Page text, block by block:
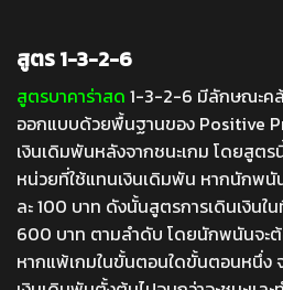
สูตร 1-3-2-6
สูตรบาคาร่าสด 1-3-2-6 มีลักษณะค
ออกแบบด้วยพื้นฐานของ Positive
เงินเดิมพันหลังจากชนะเกม โดยสูตร
หน่วยที่ใช้แทนเงินเดิมพัน หากนักพ
ละ 100 บาท ดังนั้นสูตรการเดินเงิน
600 บาท ตามลำดับ โดยนักพนันจะต้
หากแพ้เกมในขั้นตอนใดขั้นตอนหนึ่ง